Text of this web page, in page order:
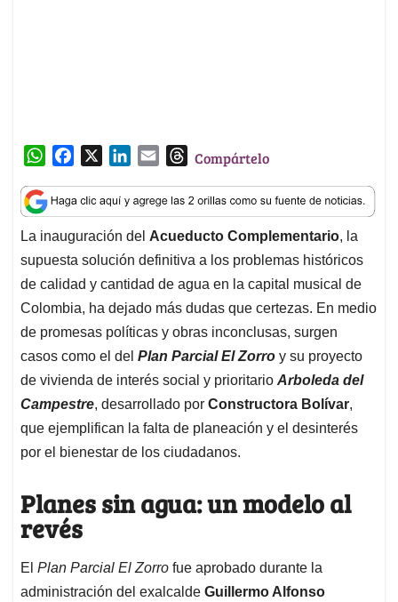
W
a
t
s
A
p
p
c
e
b
o
o
k
n
k
e
d
I
n
a
i
l
T
r
e
a
d
s
Compártelo
La inauguración del Acueducto Complementario, la
supuesta solución definitiva a los problemas históricos
de calidad y cantidad de agua en la capital musical de
Colombia, ha dejado más dudas que certezas. En medio
de promesas políticas y obras inconclusas, surgen
casos como el del Plan Parcial El Zorro y su proyecto
de vivienda de interés social y prioritario Arboleda del
Campestre, desarrollado por Constructora Bolívar,
que ejemplifican la falta de planeación y el desinterés
por el bienestar de los ciudadanos.
Planes sin agua: un modelo al
revés
El Plan Parcial El Zorro fue aprobado durante la
administración del exalcalde Guillermo Alfonso